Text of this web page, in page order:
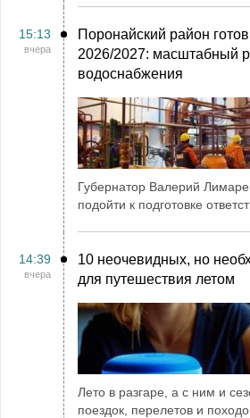
15:13
вчера
Поронайский район
2026/2027: масштабный
водоснабжения
Губернатор Валерий
подойти к подготовке
14:39
вчера
10 неочевидных, но
для путешествия летом
Лето в разгаре, а с ним и
поездок, перелетов и